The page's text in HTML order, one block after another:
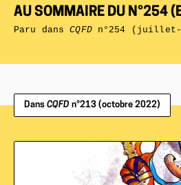
AU SOMMAIRE DU N°254
Paru dansCQFDn°254 (juillet-
Dans CQFD n°213 (octobre 2022)